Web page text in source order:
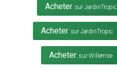
Acheter sur JardinTropic
Acheter sur JardinTropic
Acheter sur Willemse